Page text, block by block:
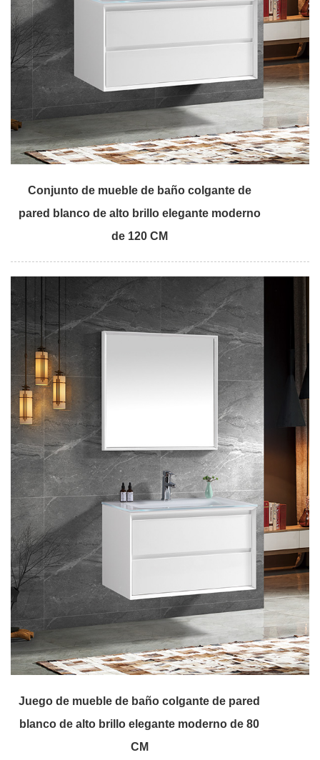
Conjunto de mueble de baño colgante de
pared blanco de alto brillo elegante moderno
de 120 CM
Juego de mueble de baño colgante de pared
blanco de alto brillo elegante moderno de 80
CM